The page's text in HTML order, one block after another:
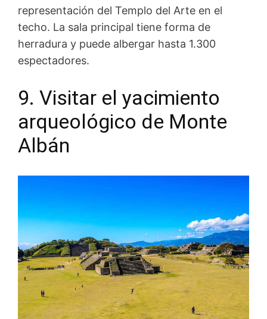
representación del Templo del Arte en el
techo. La sala principal tiene forma de
herradura y puede albergar hasta 1.300
espectadores.
9. Visitar el yacimiento
arqueológico de Monte
Albán